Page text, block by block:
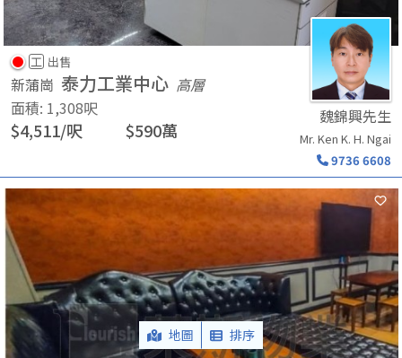
工 出售
新蒲崗 泰力工業中心 高層
面積: 1,308呎
$4,511/呎 $590萬
魏錦興先生
Mr. Ken K. H. Ngai
9736 6608
地圖 排序